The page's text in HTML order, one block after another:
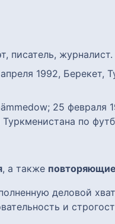
писатель, журналист.
1992, Берекет,
25 февраля
по
, а также
деловой
и